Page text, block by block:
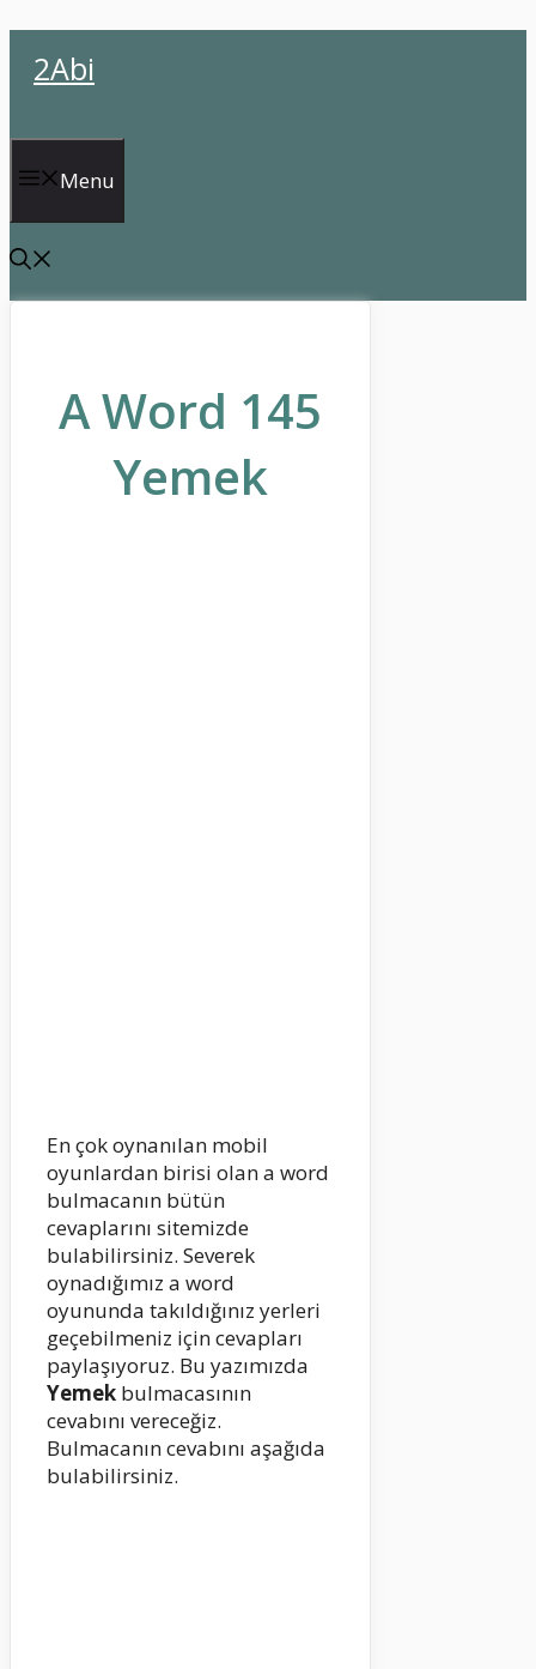
atla2Abi
Menu
A Word 145
Yemek
En çok oynanılan mobil
oyunlardan birisi olan a word
bulmacanın bütün
cevaplarını sitemizde
bulabilirsiniz. Severek
oynadığımız a word
oyununda takıldığınız yerleri
geçebilmeniz için cevapları
paylaşıyoruz. Bu yazımızda
Yemek bulmacasının
cevabını vereceğiz.
Bulmacanın cevabını aşağıda
bulabilirsiniz.